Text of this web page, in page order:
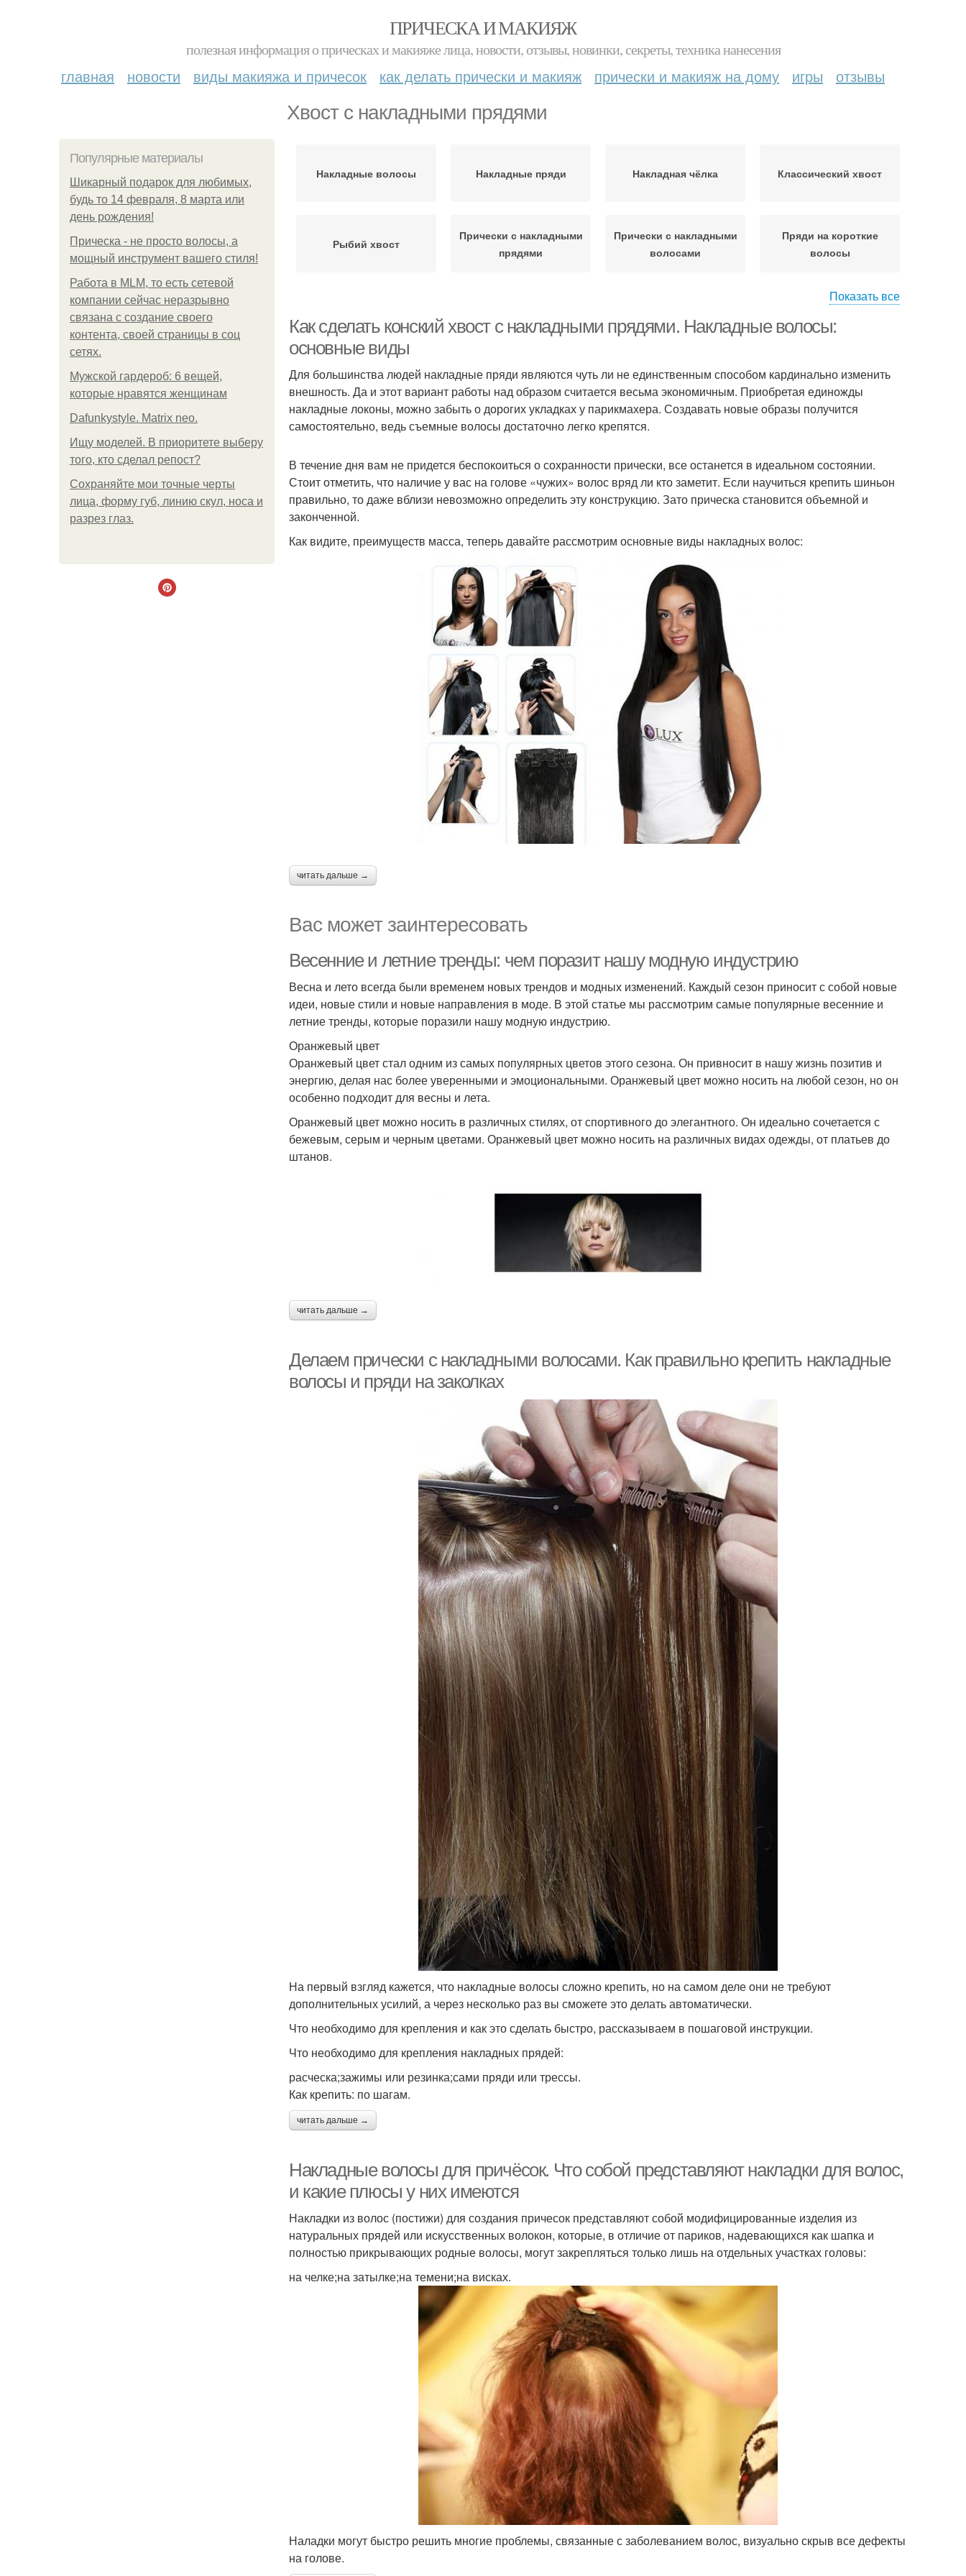
ПРИЧЕСКА И МАКИЯЖ
полезная информация о прическах и макияже лица, новости, отзывы, новинки, секреты, техника нанесения
главная новости виды макияжа и причесок как делать прически и макияж прически и макияж на дому игры отзывы
Хвост с накладными прядями
Популярные материалы
Шикарный подарок для любимых,
будь то 14 февраля, 8 марта или
день рождения!
Прическа - не просто волосы, а
мощный инструмент вашего стиля!
Работа в MLM, то есть сетевой
компании сейчас неразрывно
связана с создание своего
контента, своей страницы в соц
сетях.
Мужской гардероб: 6 вещей,
которые нравятся женщинам
Dafunkystyle. Matrix neo.
Ищу моделей. В приоритете выберу
того, кто сделал репост?
Сохраняйте мои точные черты
лица, форму губ, линию скул, носа и
разрез глаз.
Накладные волосы Накладные пряди Накладная чёлка Классический хвост
Рыбий хвост
Прически с накладными
прядями
Прически с накладными
волосами
Пряди на короткие
волосы
Показать все
Как сделать конский хвост с накладными прядями. Накладные волосы:
основные виды
Для большинства людей накладные пряди являются чуть ли не единственным способом кардинально изменить
внешность. Да и этот вариант работы над образом считается весьма экономичным. Приобретая единожды
накладные локоны, можно забыть о дорогих укладках у парикмахера. Создавать новые образы получится
самостоятельно, ведь съемные волосы достаточно легко крепятся.
В течение дня вам не придется беспокоиться о сохранности прически, все останется в идеальном состоянии.
Стоит отметить, что наличие у вас на голове «чужих» волос вряд ли кто заметит. Если научиться крепить шиньон
правильно, то даже вблизи невозможно определить эту конструкцию. Зато прическа становится объемной и
законченной.
Как видите, преимуществ масса, теперь давайте рассмотрим основные виды накладных волос:
читать дальше →
Вас может заинтересовать
Весенние и летние тренды: чем поразит нашу модную индустрию
Весна и лето всегда были временем новых трендов и модных изменений. Каждый сезон приносит с собой новые
идеи, новые стили и новые направления в моде. В этой статье мы рассмотрим самые популярные весенние и
летние тренды, которые поразили нашу модную индустрию.
Оранжевый цвет
Оранжевый цвет стал одним из самых популярных цветов этого сезона. Он привносит в нашу жизнь позитив и
энергию, делая нас более уверенными и эмоциональными. Оранжевый цвет можно носить на любой сезон, но он
особенно подходит для весны и лета.
Оранжевый цвет можно носить в различных стилях, от спортивного до элегантного. Он идеально сочетается с
бежевым, серым и черным цветами. Оранжевый цвет можно носить на различных видах одежды, от платьев до
штанов.
читать дальше →
Делаем прически с накладными волосами. Как правильно крепить накладные
волосы и пряди на заколках
На первый взгляд кажется, что накладные волосы сложно крепить, но на самом деле они не требуют
дополнительных усилий, а через несколько раз вы сможете это делать автоматически.
Что необходимо для крепления и как это сделать быстро, рассказываем в пошаговой инструкции.
Что необходимо для крепления накладных прядей:
расческа;зажимы или резинка;сами пряди или трессы.
Как крепить: по шагам.
читать дальше →
Накладные волосы для причёсок. Что собой представляют накладки для волос,
и какие плюсы у них имеются
Накладки из волос (постижи) для создания причесок представляют собой модифицированные изделия из
натуральных прядей или искусственных волокон, которые, в отличие от париков, надевающихся как шапка и
полностью прикрывающих родные волосы, могут закрепляться только лишь на отдельных участках головы:
на челке;на затылке;на темени;на висках.
Наладки могут быстро решить многие проблемы, связанные с заболеванием волос, визуально скрыв все дефекты
на голове.